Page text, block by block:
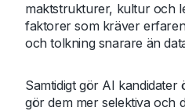
maktstrukturer, kultur och
faktorer som kräver
och tolkning snarare än
Samtidigt gör AI
gör dem mer selektiva och